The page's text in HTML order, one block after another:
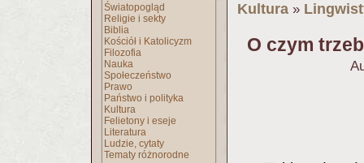
Światopogląd
Religie i sekty
Biblia
Kościół i Katolicyzm
Filozofia
Nauka
Społeczeństwo
Prawo
Państwo i polityka
Kultura
Felietony i eseje
Literatura
Ludzie, cytaty
Tematy różnorodne
Kultura »
O czym